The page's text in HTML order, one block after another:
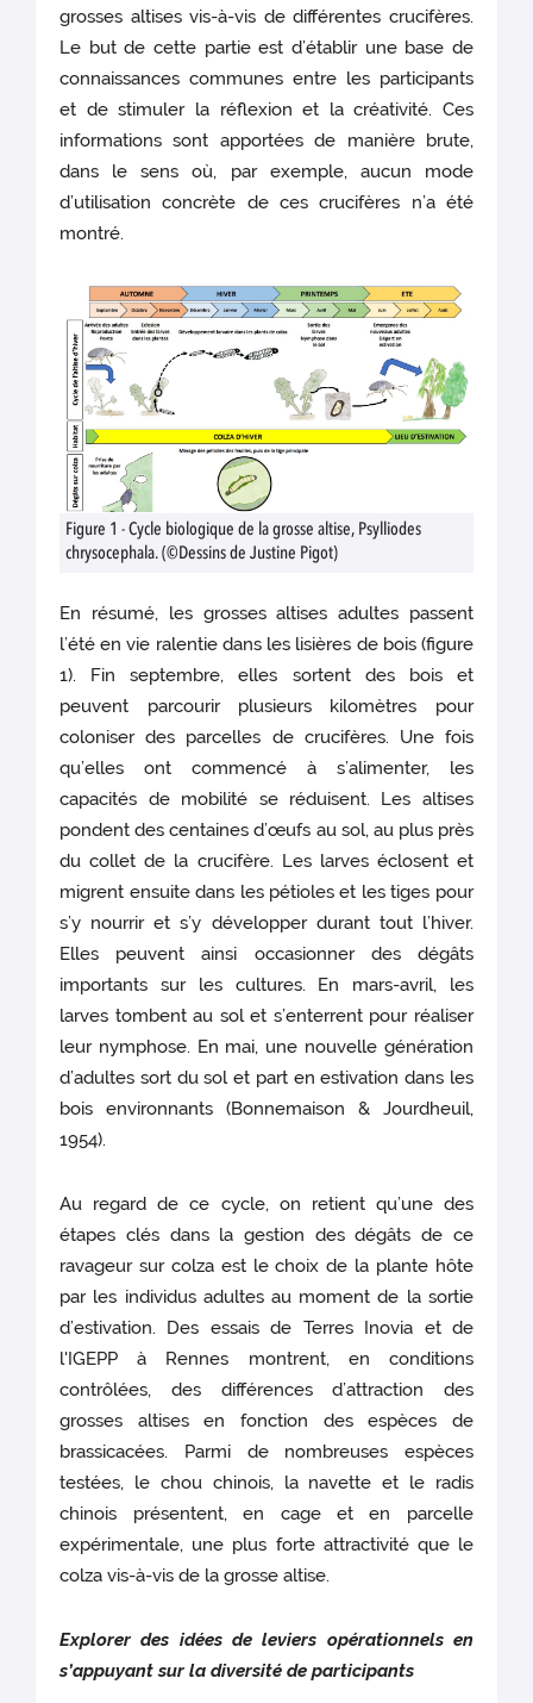
grosses altises vis-à-vis de différentes crucifères.
Le but de cette partie est d’établir une base de
connaissances communes entre les participants
et de stimuler la réflexion et la créativité. Ces
informations sont apportées de manière brute,
dans le sens où, par exemple, aucun mode
d’utilisation concrète de ces crucifères n’a été
montré.
Figure 1 - Cycle biologique de la grosse altise, Psylliodes
chrysocephala. (©Dessins de Justine Pigot)
En résumé, les grosses altises adultes passent
l’été en vie ralentie dans les lisières de bois (figure
1). Fin septembre, elles sortent des bois et
peuvent parcourir plusieurs kilomètres pour
coloniser des parcelles de crucifères. Une fois
qu’elles ont commencé à s’alimenter, les
capacités de mobilité se réduisent. Les altises
pondent des centaines d’œufs au sol, au plus près
du collet de la crucifère. Les larves éclosent et
migrent ensuite dans les pétioles et les tiges pour
s’y nourrir et s’y développer durant tout l’hiver.
Elles peuvent ainsi occasionner des dégâts
importants sur les cultures. En mars-avril, les
larves tombent au sol et s’enterrent pour réaliser
leur nymphose. En mai, une nouvelle génération
d’adultes sort du sol et part en estivation dans les
bois environnants (Bonnemaison & Jourdheuil,
1954).
Au regard de ce cycle, on retient qu’une des
étapes clés dans la gestion des dégâts de ce
ravageur sur colza est le choix de la plante hôte
par les individus adultes au moment de la sortie
d’estivation. Des essais de Terres Inovia et de
l'IGEPP à Rennes montrent, en conditions
contrôlées, des différences d’attraction des
grosses altises en fonction des espèces de
brassicacées. Parmi de nombreuses espèces
testées, le chou chinois, la navette et le radis
chinois présentent, en cage et en parcelle
expérimentale, une plus forte attractivité que le
colza vis-à-vis de la grosse altise.
Explorer des idées de leviers opérationnels en
s’appuyant sur la diversité de participants